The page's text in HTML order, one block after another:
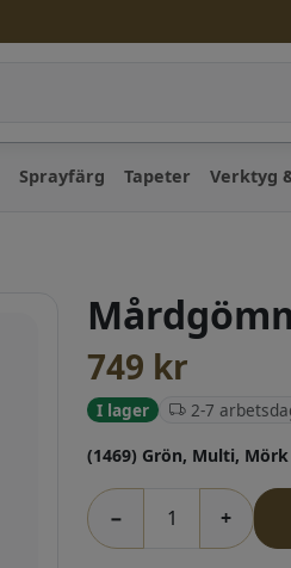
Sprayfärg Tapeter Verktyg
749 kr
I lager 2-7
(1469) Grön, Multi, Mörk
− +